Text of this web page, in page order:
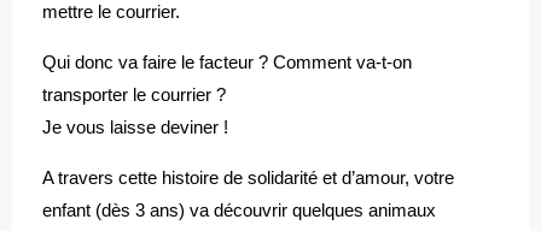
mettre le courrier.
Qui donc va faire le facteur ? Comment va-t-on
transporter le courrier ?
Je vous laisse deviner !
A travers cette histoire de solidarité et d’amour, votre
enfant (dès 3 ans) va découvrir quelques animaux